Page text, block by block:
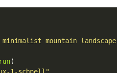
minimalist mountain
run(